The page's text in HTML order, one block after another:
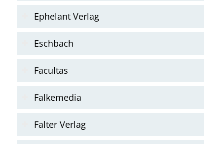
Ephelant Verlag
Eschbach
Facultas
Falkemedia
Falter Verlag